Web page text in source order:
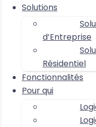
Solutions
d’Entreprise
Résidentiel
Fonctionnalités
Pour qui